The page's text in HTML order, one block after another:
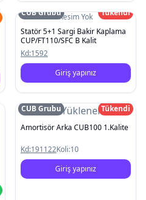
Resim Yok
CUB Grubu
Tükendi
Statör 5+1 Sargi Bakir Kaplama
CUP/FT110/SFC B Kalit
Kd:1592
Giriş yapınız
Resim Yüklenemedi
CUB Grubu
Tükendi
Amortisör Arka CUB100 1.Kalite
Kd:191122Koli:10
Giriş yapınız